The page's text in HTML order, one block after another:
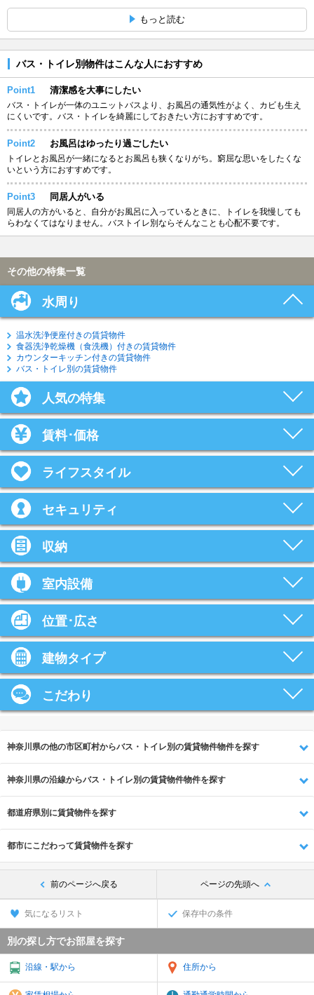
もっと読む
バス・トイレ別物件はこんな人におすすめ
Point1 清潔感を大事にしたい
バス・トイレが一体のユニットバスより、お風呂の通気性がよく、カビも生え
にくいです。バス・トイレを綺麗にしておきたい方におすすめです。
Point2 お風呂はゆったり過ごしたい
トイレとお風呂が一緒になるとお風呂も狭くなりがち。窮屈な思いをしたくな
いという方におすすめです。
Point3 同居人がいる
同居人の方がいると、自分がお風呂に入っているときに、トイレを我慢しても
らわなくてはなりません。バストイレ別ならそんなことも心配不要です。
その他の特集一覧
水周り
温水洗浄便座付きの賃貸物件
食器洗浄乾燥機（食洗機）付きの賃貸物件
カウンターキッチン付きの賃貸物件
バス・トイレ別の賃貸物件
人気の特集
賃料･価格
ライフスタイル
セキュリティ
収納
室内設備
位置･広さ
建物タイプ
こだわり
神奈川県の他の市区町村からバス・トイレ別の賃貸物件物件を探す
神奈川県の沿線からバス・トイレ別の賃貸物件物件を探す
都道府県別に賃貸物件を探す
都市にこだわって賃貸物件を探す
前のページへ戻る ページの先頭へ
気になるリスト 保存中の条件
別の探し方でお部屋を探す
沿線・駅から 住所から